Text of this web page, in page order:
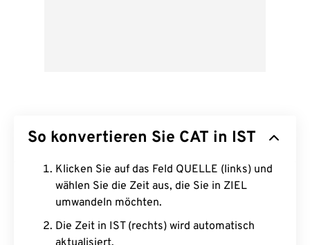
So konvertieren Sie CAT in IST
Klicken Sie auf das Feld QUELLE (links) und
wählen Sie die Zeit aus, die Sie in ZIEL
umwandeln möchten.
Die Zeit in IST (rechts) wird automatisch